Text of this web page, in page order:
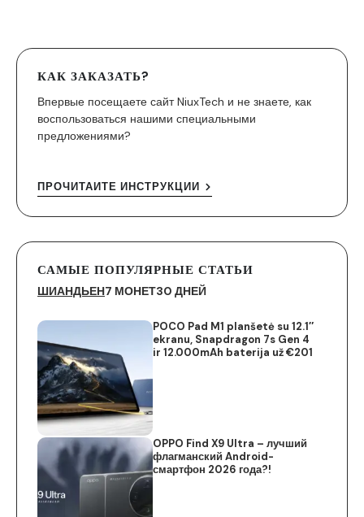
КАК ЗАКАЗАТЬ?
Впервые посещаете сайт NiuxTech и не знаете, как
воспользоваться нашими специальными
предложениями?
ПРОЧИТАЙТЕ ИНСТРУКЦИИ
САМЫЕ ПОПУЛЯРНЫЕ СТАТЬИ
ШИАНДЬЕН7 МОНЕТ30 ДНЕЙ
POCO Pad M1 planšetė su 12.1″
ekranu, Snapdragon 7s Gen 4
ir 12.000mAh baterija už €201
OPPO Find X9 Ultra – лучший
флагманский Android-
смартфон 2026 года?!